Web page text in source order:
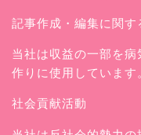
記事作成・編集に関
当社は収益の一部を
作りに使用しています
社会貢献活動